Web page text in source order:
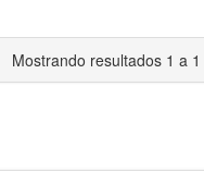
Mostrando resultados 1 a 1